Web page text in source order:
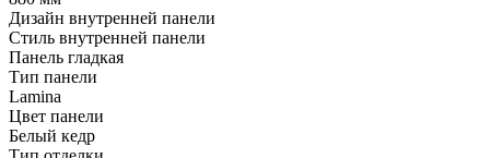
Дизайн внутренней панели
Стиль внутренней панели
Панель гладкая
Тип панели
Lamina
Цвет панели
Белый кедр